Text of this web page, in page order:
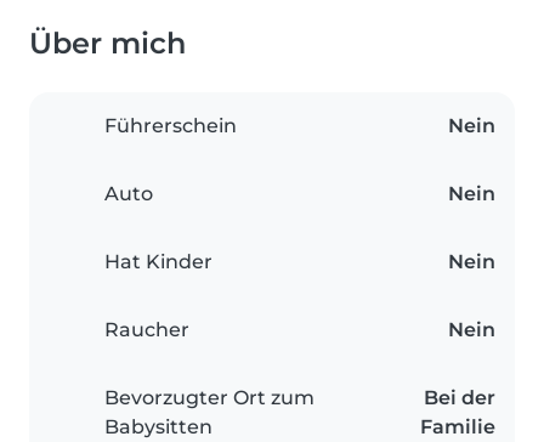
Über mich
Führerschein Nein
Auto Nein
Hat Kinder Nein
Raucher Nein
Bevorzugter Ort zum
Babysitten
Bei der
Familie